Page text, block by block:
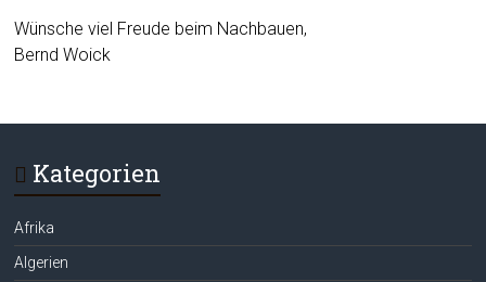
Wünsche viel Freude beim Nachbauen,
Bernd Woick
Kategorien
Afrika
Algerien